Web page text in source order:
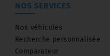
NOS SERVICES
Nos véhicules
Recherche personnalisée
Comparateur